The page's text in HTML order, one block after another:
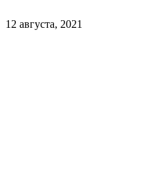
12 августа, 2021